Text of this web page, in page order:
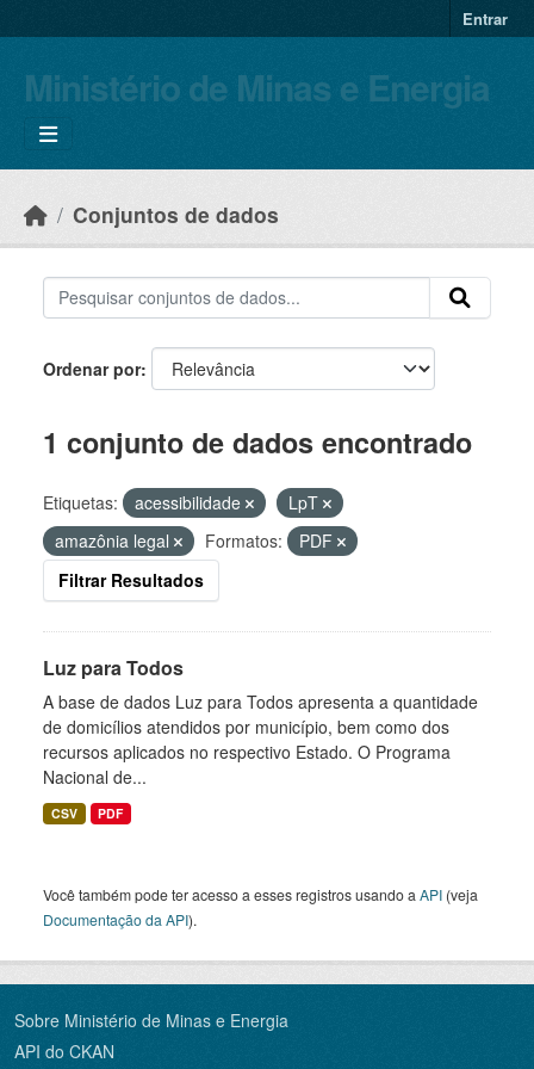
Entrar
Ministério de Minas e Energia
Conjuntos de dados
Ordenar por
1 conjunto de dados encontrado
Etiquetas: acessibilidade
LpT
amazônia legal
Formatos:
PDF
Filtrar Resultados
Luz para Todos
A base de dados Luz para Todos apresenta a quantidade
de domicílios atendidos por município, bem como dos
recursos aplicados no respectivo Estado. O Programa
Nacional de...
CSV PDF
Você também pode ter acesso a esses registros usando a API (veja
Documentação da API).
Sobre Ministério de Minas e Energia
API do CKAN